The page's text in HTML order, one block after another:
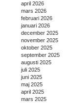
april 2026
mars 2026
februari 2026
januari 2026
december 2025
november 2025
oktober 2025
september 2025
augusti 2025
juli 2025
juni 2025
maj 2025
april 2025
mars 2025